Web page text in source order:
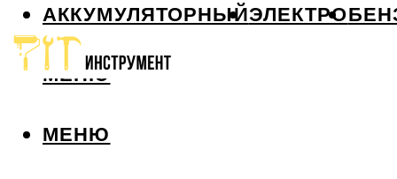
АККУМУЛЯТОРНЫЙЭЛЕКТРО
МЕНЮ
МЕНЮ